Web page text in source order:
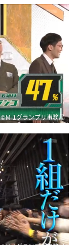
©M-1グランプリ事務局